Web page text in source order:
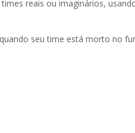
reais ou imaginários,
seu time está morto no